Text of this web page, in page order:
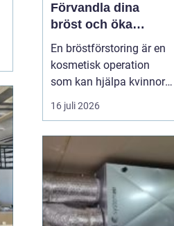
Förvandla dina
bröst och öka
självförtroendet
En bröstförstoring är en
kosmetisk operation
som kan hjälpa kvinnor
att uppnå de bröst de
alltid har drömt om.
om att återställa
volymen efter graviditet
och amning, korrigera
oj&a...
16 juli 2026